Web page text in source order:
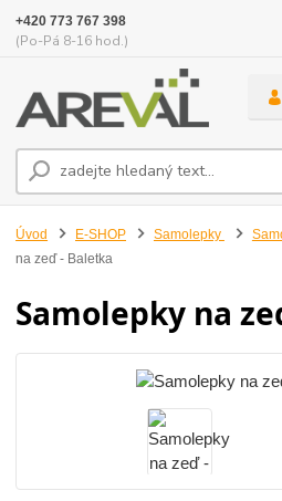
+420 773 767 398
(Po-Pá 8-16 hod.)
Úvod E-SHOP Samolepky
na zeď - Baletka
Samolepky na